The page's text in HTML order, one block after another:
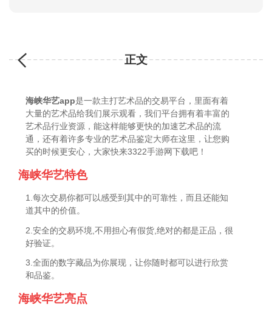
正文
海峡华艺app是一款主打艺术品的交易平台，里面有着
大量的艺术品给我们展示观看，我们平台拥有着丰富的
艺术品行业资源，能这样能够更快的加速艺术品的流
通，还有着许多专业的艺术品鉴定大师在这里，让您购
买的时候更安心，大家快来3322手游网下载吧！
海峡华艺特色
1.每次交易你都可以感受到其中的可靠性，而且还能知
道其中的价值。
2.安全的交易环境,不用担心有假货,绝对的都是正品，很
好验证。
3.全面的数字藏品为你展现，让你随时都可以进行欣赏
和品鉴。
海峡华艺亮点